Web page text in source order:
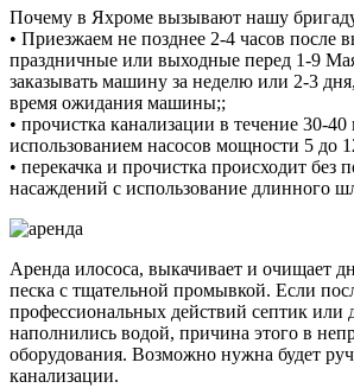
Почему в Яхроме вызывают нашу
• Приезжаем не позднее 2-4 часов после
праздничные или выходные перед 1-9
заказывать машину за неделю или 2-3
время ожидания машины;;
• прочистка канализации в течение 30-
использованием насосов мощности 5 до
• перекачка и прочистка происходит без
насаждений с использование длинного
Аренда илососа, выкачивает и очищает
песка с тщательной промывкой. Если
профессиональных действий септик или
наполнились водой, причина этого в
оборудования. Возможно нужна будет
канализации.